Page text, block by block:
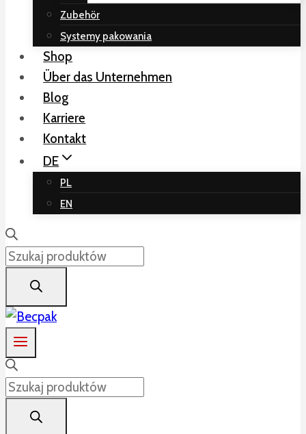
Zubehör
Systemy pakowania
Shop
Über das Unternehmen
Blog
Karriere
Kontakt
DE
PL
EN
Products
search
Products
search